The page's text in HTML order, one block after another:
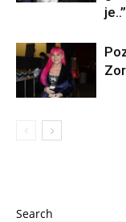
je..”
Search